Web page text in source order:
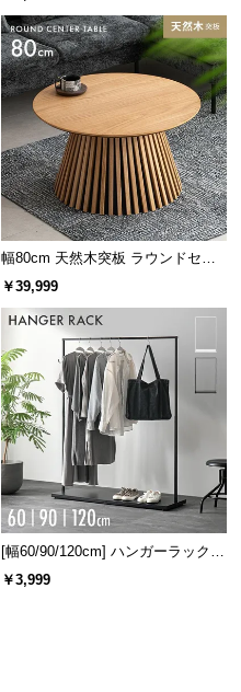
幅80cm 天然木突板 ラウンドセン
ターテーブル 美しい格子デザイン
￥39,999
[幅60/90/120cm] ハンガーラック
スチール 4段階高さ調節 サイドフ
￥3,999